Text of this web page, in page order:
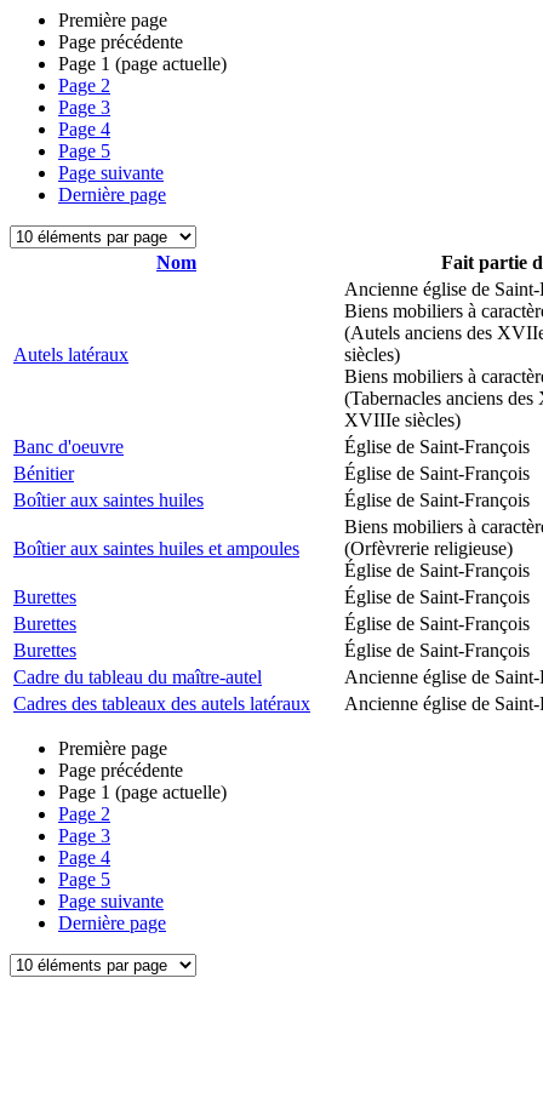
Première page
Page précédente
Page 1 (page actuelle)
Page 2
Page 3
Page 4
Page 5
Page suivante
Dernière page
Nom Fait partie
Autels latéraux
Ancienne église de Saint-
Biens mobiliers à
(Autels anciens des
siècles)
Biens mobiliers à
(Tabernacles anciens
XVIIIe siècles)
Banc d'oeuvre
Église de Saint-François
Bénitier
Église de Saint-François
Boîtier aux saintes huiles
Église de Saint-François
Boîtier aux saintes huiles et ampoules
Biens mobiliers à
(Orfèvrerie religieuse)
Église de Saint-François
Burettes
Église de Saint-François
Burettes
Église de Saint-François
Burettes
Église de Saint-François
Cadre du tableau du maître-autel
Ancienne église de Saint-
Cadres des tableaux des autels latéraux
Ancienne église de Saint-
Première page
Page précédente
Page 1 (page actuelle)
Page 2
Page 3
Page 4
Page 5
Page suivante
Dernière page